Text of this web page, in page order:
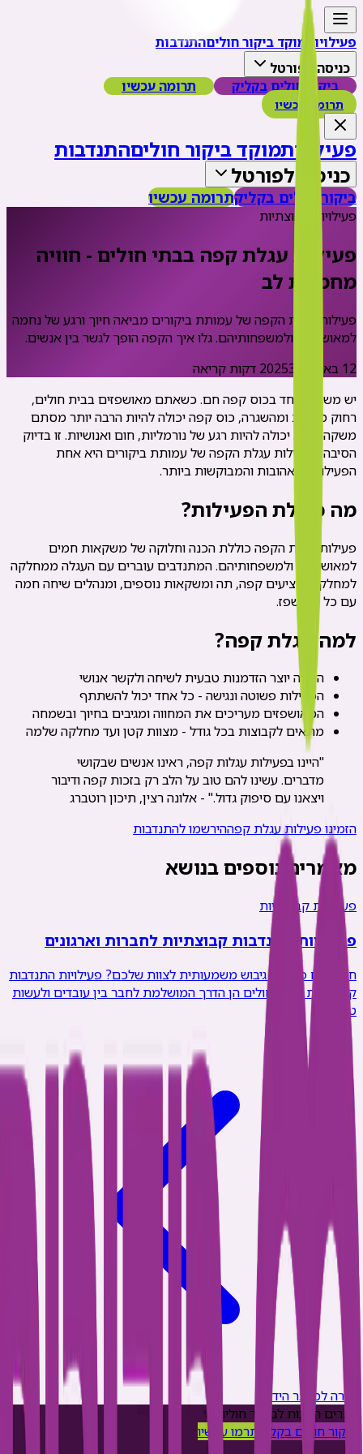
פעילויות מוקד ביקור חוליםהתנדבות
כניסה לפורטל
ביקור חולים בקליק
תרומה עכשיו
תרומה עכשיו
פעילויותמוקד ביקור חוליםהתנדבות
כניסה לפורטל
ביקור חולים בקליקתרומה עכשיו
פעילויות קבוצתיות
פעילות עגלת קפה בבתי חולים - חוויה
מחממת לב
פעילות עגלת הקפה של עמותת ביקורים מביאה חיוך ורגע של נחמה
למאושפזים ולמשפחותיהם. גלו איך הקפה הופך לגשר בין אנשים.
12 באפריל 2025
3
דקות קריאה
יש משהו מיוחד בכוס קפה חם. כשאתם מאושפזים בבית חולים,
רחוק מהבית ומהשגרה, כוס קפה יכולה להיות הרבה יותר מסתם
משקה - היא יכולה להיות רגע של נורמליות, חום ואנושיות. זו בדיוק
הסיבה שפעילות עגלת הקפה של עמותת ביקורים היא אחת
הפעילויות האהובות והמבוקשות ביותר.
מה כוללת הפעילות?
פעילות עגלת הקפה כוללת הכנה וחלוקה של משקאות חמים
למאושפזים ולמשפחותיהם. המתנדבים עוברים עם העגלה ממחלקה
למחלקה, מציעים קפה, תה ומשקאות נוספים, ומנהלים שיחה חמה
עם כל מאושפז.
למה עגלת קפה?
הקפה יוצר הזדמנות טבעית לשיחה ולקשר אנושי
הפעילות פשוטה ונגישה - כל אחד יכול להשתתף
המאושפזים מעריכים את המחווה ומגיבים בחיוך ובשמחה
מתאים לקבוצות בכל גודל - מצוות קטן ועד מחלקה שלמה
"היינו בפעילות עגלות קפה, ראינו אנשים שבקושי
מדברים. עשינו להם טוב על הלב רק בזכות קפה ודיבור
ויצאנו עם סיפוק גדול." - אלונה רצין, תיכון רוטברג
הזמינו פעילות עגלת קפההירשמו להתנדבות
מאמרים נוספים בנושא
פעילויות קבוצתיות
פעילויות התנדבות קבוצתיות לחברות וארגונים
חיפשתם פעילות גיבוש משמעותית לצוות שלכם? פעילויות התנדבות
קבוצתיות בבתי חולים הן הדרך המושלמת לחבר בין עובדים ולעשות
טוב.
חזרה למאגר הידע
יוצרים תרבות לביקור חולים ✨
ביקור חולים בקליק
תרמו עכשיו